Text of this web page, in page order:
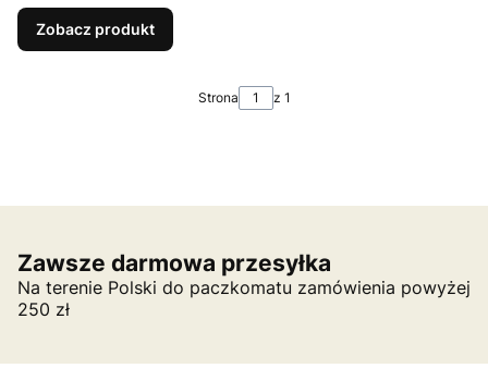
Zobacz produkt
Strona z 1
Zawsze darmowa przesyłka
Na terenie Polski do paczkomatu zamówienia powyżej
250 zł